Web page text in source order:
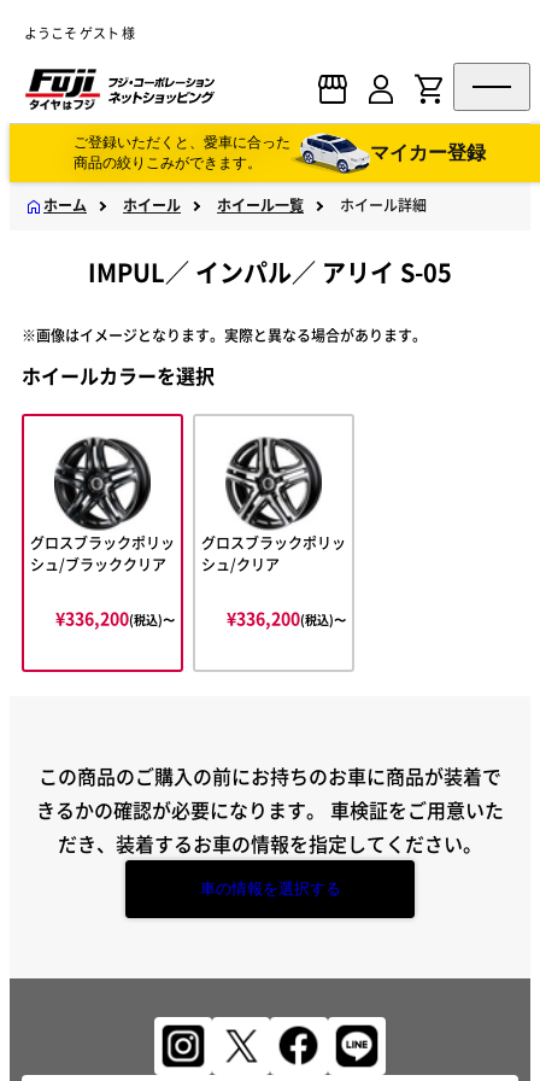
ようこそ ゲスト 様
ご登録いただくと、愛車に合った
商品の絞りこみができます。
マイカー登録
ホーム ホイール ホイール一覧 ホイール詳細
IMPUL／ インパル／ アリイ S-05
※画像はイメージとなります。実際と異なる場合があります。
ホイールカラーを選択
グロスブラックポリッ
シュ/ブラッククリア
¥336,200(税込)〜
グロスブラックポリッ
シュ/クリア
¥336,200(税込)〜
この商品のご購入の前にお持ちのお車に商品が装着で
きるかの確認が必要になります。 車検証をご用意いた
だき、装着するお車の情報を指定してください。
車の情報を選択する